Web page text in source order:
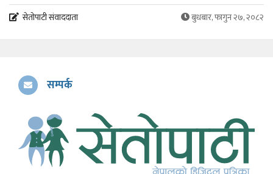
सेतोपाटी संवाददाता बुधबार, फागुन २७, २०८२
सम्पर्क